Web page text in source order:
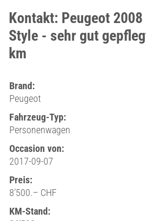
Kontakt: Peugeot
Style - sehr gut
km
Brand:
Peugeot
Fahrzeug-Typ:
Personenwagen
Occasion von:
2017-09-07
Preis:
8’500.– CHF
KM-Stand: